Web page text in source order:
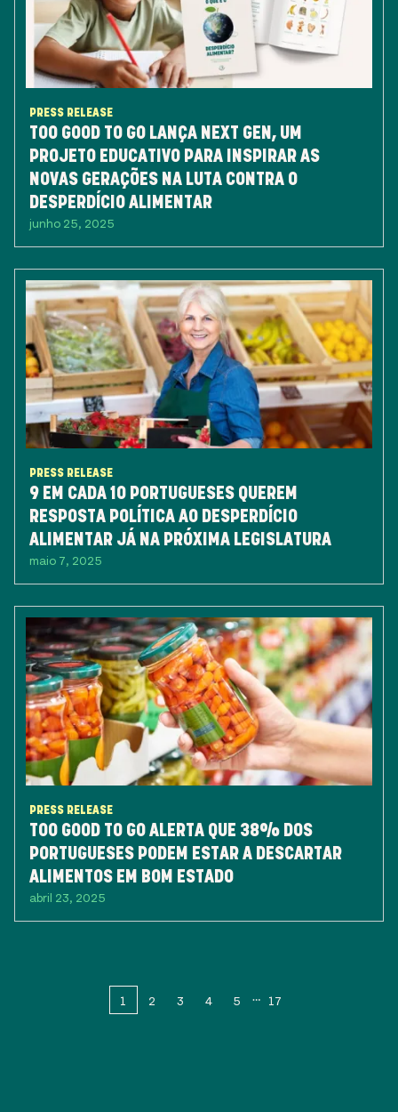
PRESS RELEASE
TOO GOOD TO GO LANÇA NEXT GEN, UM
PROJETO EDUCATIVO PARA INSPIRAR AS
NOVAS GERAÇÕES NA LUTA CONTRA O
DESPERDÍCIO ALIMENTAR
junho 25, 2025
PRESS RELEASE
9 EM CADA 10 PORTUGUESES QUEREM
RESPOSTA POLÍTICA AO DESPERDÍCIO
ALIMENTAR JÁ NA PRÓXIMA LEGISLATURA
maio 7, 2025
PRESS RELEASE
TOO GOOD TO GO ALERTA QUE 38% DOS
PORTUGUESES PODEM ESTAR A DESCARTAR
ALIMENTOS EM BOM ESTADO
abril 23, 2025
1 2 3 4 5 17